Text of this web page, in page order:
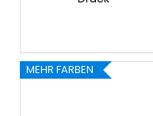
MEHR FARBEN